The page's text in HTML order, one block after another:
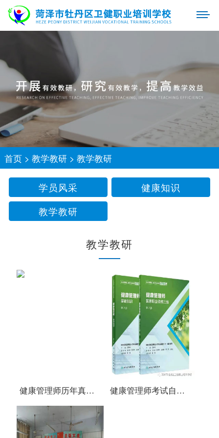
首页> 教学教研> 教学教研
学员风采
健康知识
教学教研
教学教研
健康管理师历年真题常考知识点汇总（二） 健康管理师考试自测题